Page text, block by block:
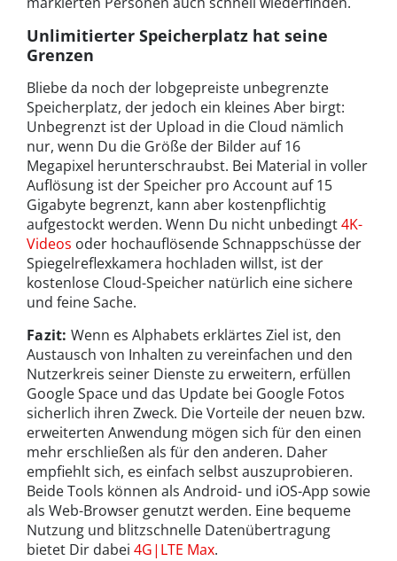
Unlimitierter Speicherplatz hat seine
Grenzen
Bliebe da noch der lobgepreiste unbegrenzte
Speicherplatz, der jedoch ein kleines Aber birgt:
Unbegrenzt ist der Upload in die Cloud nämlich
nur, wenn Du die Größe der Bilder auf 16
Megapixel herunterschraubst. Bei Material in voller
Auflösung ist der Speicher pro Account auf 15
Gigabyte begrenzt, kann aber kostenpflichtig
aufgestockt werden. Wenn Du nicht unbedingt4K-
Videos oder hochauflösende Schnappschüsse der
Spiegelreflexkamera hochladen willst, ist der
kostenlose Cloud-Speicher natürlich eine sichere
und feine Sache.
Fazit: Wenn es Alphabets erklärtes Ziel ist, den
Austausch von Inhalten zu vereinfachen und den
Nutzerkreis seiner Dienste zu erweitern, erfüllen
Google Space und das Update bei Google Fotos
sicherlich ihren Zweck. Die Vorteile der neuen bzw.
erweiterten Anwendung mögen sich für den einen
mehr erschließen als für den anderen. Daher
empfiehlt sich, es einfach selbst auszuprobieren.
Beide Tools können als Android- und iOS-App sowie
als Web-Browser genutzt werden. Eine bequeme
Nutzung und blitzschnelle Datenübertragung
bietet Dir dabei 4G|LTE Max.